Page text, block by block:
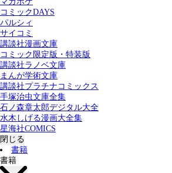
コミックDAYS
パルシィ
サイコミ
講談社漫画文庫
コミック限定版・特装版
講談社ラノベ文庫
まんが学術文庫
講談社プラチナコミックス
手塚治虫文庫全集
石ノ森章太郎デジタル大全
水木しげる漫画大全集
星海社COMICS
閉じる
書籍
書籍
カテゴリー：
すべての記事